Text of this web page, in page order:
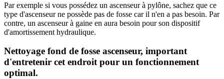
Par exemple si vous possédez un ascenseur à pylône, sachez que ce
type d'ascenseur ne possède pas de fosse car il n'en a pas besoin. Par
contre, un ascenseur à gaine en aura besoin pour son dispositif
d'amortissement hydraulique.
Nettoyage fond de fosse ascenseur, important
d'entretenir cet endroit pour un fonctionnement
optimal.